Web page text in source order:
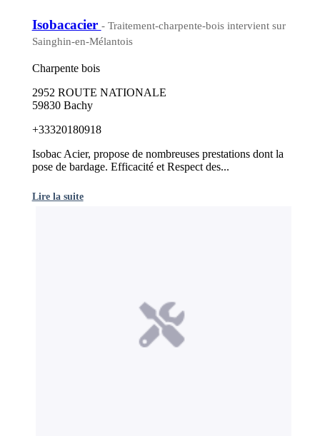
Isobacacier - Traitement-charpente-bois intervient sur
Sainghin-en-Mélantois
Charpente bois
2952 ROUTE NATIONALE
59830 Bachy
+33320180918
Isobac Acier, propose de nombreuses prestations dont la
pose de bardage. Efficacité et Respect des...
Lire la suite